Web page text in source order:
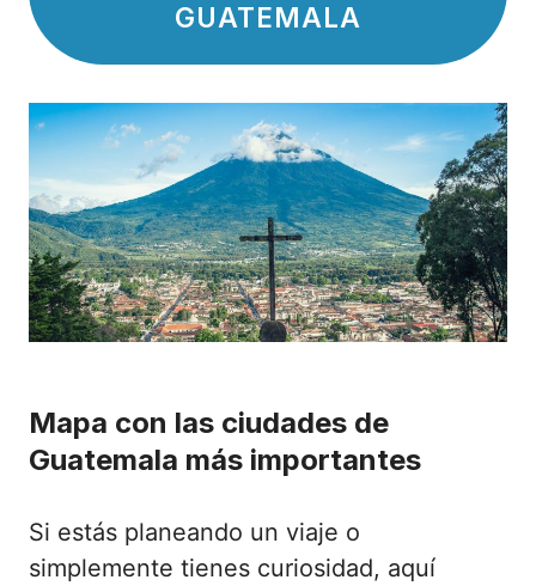
GUATEMALA
Mapa con las ciudades de
Guatemala más importantes
Si estás planeando un viaje o
simplemente tienes curiosidad, aquí